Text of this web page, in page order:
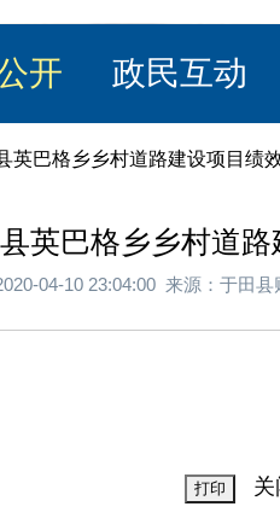
开 政民互动
英巴格乡乡村道路建设项目绩
英巴格乡乡村道
04-10 23:04:00 来源：于田
关